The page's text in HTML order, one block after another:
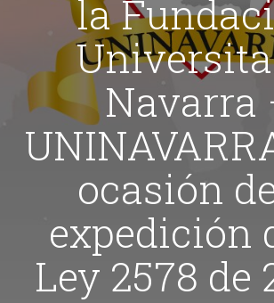
la
Navarra
ocasión
expedición
Ley 2578 de